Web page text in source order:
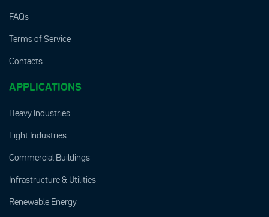
FAQs
Terms of Service
Contacts
APPLICATIONS
Heavy Industries
Light Industries
Commercial Buildings
Infrastructure & Utilities
Renewable Energy